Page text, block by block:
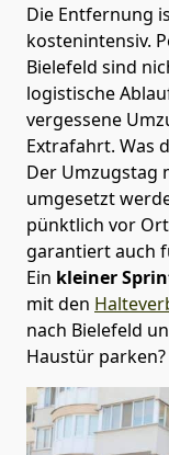
Die Entfernung
kostenintensiv.
Bielefeld sind
logistische
vergessene
Extrafahrt. Was
Der Umzugstag
umgesetzt
pünktlich vor
garantiert auch
Ein kleiner
mit den
nach Bielefeld
Haustür parken?